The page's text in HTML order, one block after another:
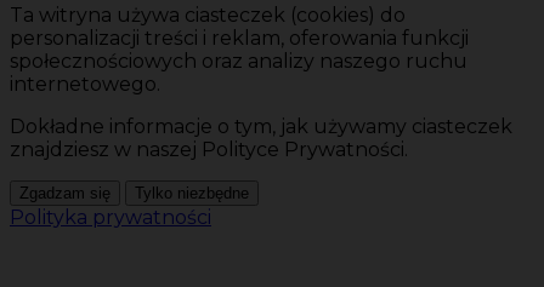
Ta witryna używa ciasteczek (cookies) do
personalizacji treści i reklam, oferowania funkcji
społecznościowych oraz analizy naszego ruchu
internetowego.
Dokładne informacje o tym, jak używamy ciasteczek
znajdziesz w naszej Polityce Prywatności.
Zgadzam się Tylko niezbędne
Polityka prywatności